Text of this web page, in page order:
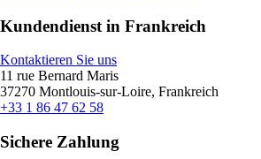
Kundendienst in Frankreich
Kontaktieren Sie uns
11 rue Bernard Maris
37270 Montlouis-sur-Loire, Frankreich
+33 1 86 47 62 58
Sichere Zahlung